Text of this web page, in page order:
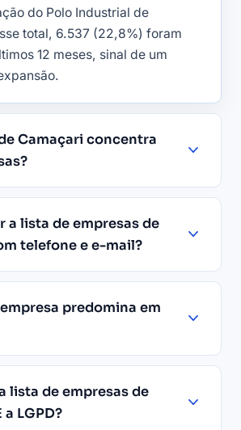
do Polo Industrial de
total, 6.537 (22,8%) foram
12 meses, sinal de um
Camaçari concentra
a lista de empresas de
telefone e e-mail?
predomina em
lista de empresas de
a LGPD?